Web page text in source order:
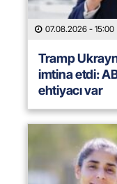
07.08.2026 - 15:00
Tramp
imtina etdi:
ehtiyacı var